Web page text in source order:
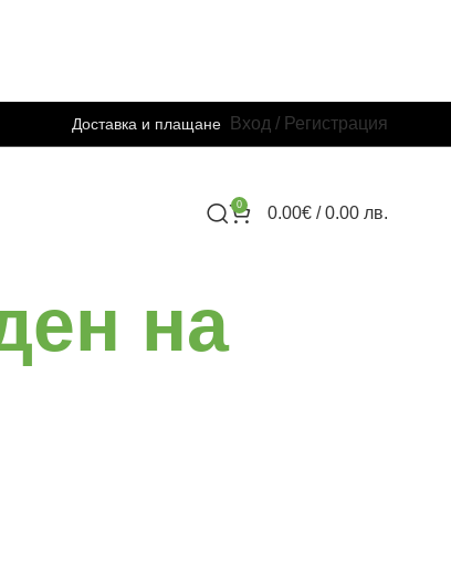
Доставка и плащане Вход / Регистрация
0 0.00€/ 0.00 лв.
на